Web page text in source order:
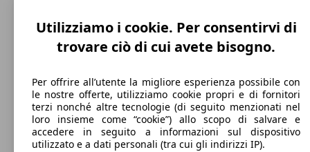
213 km/h
Velocità massima
Benzina
Carburante
Utilizziamo i cookie. Per consentirvi di
trovare ciò di cui avete bisogno.
Per offrire all’utente la migliore esperienza possibile con
le nostre offerte, utilizziamo cookie propri e di fornitori
terzi nonché altre tecnologie (di seguito menzionati nel
loro insieme come “cookie”) allo scopo di salvare e
accedere in seguito a informazioni sul dispositivo
utilizzato e a dati personali (tra cui gli indirizzi IP).